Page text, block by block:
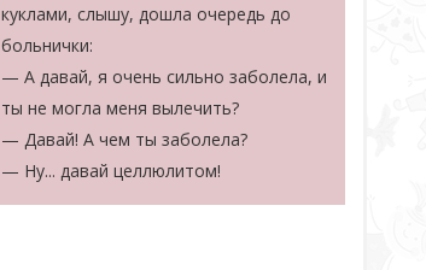
куклами, слышу, дошла очередь до
больнички:
— А давай, я очень сильно заболела, и
ты не могла меня вылечить?
— Давай! А чем ты заболела?
— Ну... давай целлюлитом!